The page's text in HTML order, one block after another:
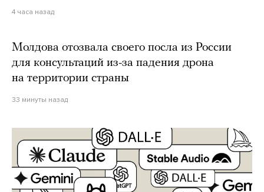
4 часа назад
Молдова отозвала своего посла из России
для консультаций из-за падения дрона
на территории страны
33 минуты назад